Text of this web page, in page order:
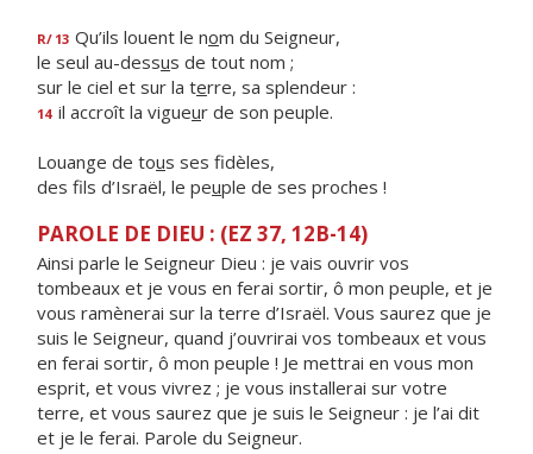
R/ 13 Qu’ils louent le nom du Seigneur,
le seul au-dessus de tout nom ;
sur le ciel et sur la terre, sa splendeur :
14 il accroît la vigueur de son peuple.
Louange de tous ses fidèles,
des fils d’Israël, le peuple de ses proches !
PAROLE DE DIEU : (EZ 37, 12B-14)
Ainsi parle le Seigneur Dieu : je vais ouvrir vos
tombeaux et je vous en ferai sortir, ô mon peuple, et je
vous ramènerai sur la terre d’Israël. Vous saurez que je
suis le Seigneur, quand j’ouvrirai vos tombeaux et vous
en ferai sortir, ô mon peuple ! Je mettrai en vous mon
esprit, et vous vivrez ; je vous installerai sur votre
terre, et vous saurez que je suis le Seigneur : je l’ai dit
et je le ferai. Parole du Seigneur.